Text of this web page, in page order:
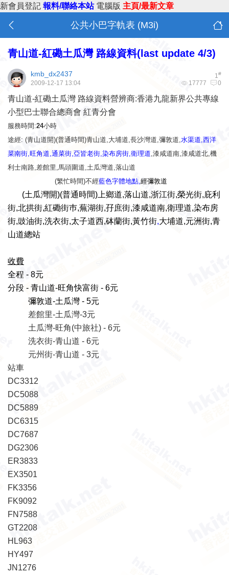
新會員登記 報料/聯絡本站 電腦版 主頁/最新文章
公共小巴字軌表 (M3i)
青山道-紅磡土瓜灣 路線資料(last update 4/3)
1#
kmb_dx2437
17777 0
2009-12-17 13:04
青山道-紅磡土瓜灣 路線資料營辨商:香港九龍新界公共專線
小型巴士聯合總商會 紅青分會
服務時間:24小時
途經: (青山道開)(普通時間)青山道,大埔道,長沙灣道,彌敦道,水渠道,西洋
菜南街,旺角道,通菜街,亞皆老街,染布房街,衛理道,漆咸道南,漆咸道北,機
利士南路,差館里,馬頭圍道,土瓜灣道,落山道
(繁忙時間)不經藍色字體地點,經彌敦道
(土瓜灣開)(普通時間)上鄉道,落山道,浙江街,榮光街,庇利
街,北拱街,紅磡街巿,蕪湖街,孖庶街,漆咸道南,衛理道,染布房
街,豉油街,洗衣街,太子道西,砵蘭街,黃竹街,大埔道,元洲街,青
山道總站
收費
全程 - 8元
分段 - 青山道-旺角快富街 - 6元
彌敦道-土瓜灣 - 5元
差館里-土瓜灣-3元
土瓜灣-旺角(中旅社) - 6元
洗衣街-青山道 - 6元
元州街-青山道 - 3元
站車
DC3312
DC5088
DC5889
DC6315
DC7687
DG2306
ER3833
EX3501
FK3356
FK9092
FN7588
GT2208
HL963
HY497
JN1276